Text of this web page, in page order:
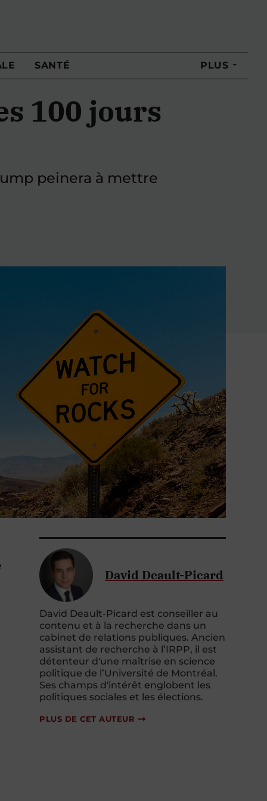
SANTÉ PLUS
100 jours
peinera à mettre
David Deault-Picard
David Deault-Picard est conseiller au
contenu et à la recherche dans un
cabinet de relations publiques. Ancien
assistant de recherche à l’IRPP, il est
détenteur d'une maîtrise en science
politique de l’Université de Montréal.
Ses champs d'intérêt englobent les
politiques sociales et les élections.
PLUS DE CET AUTEUR